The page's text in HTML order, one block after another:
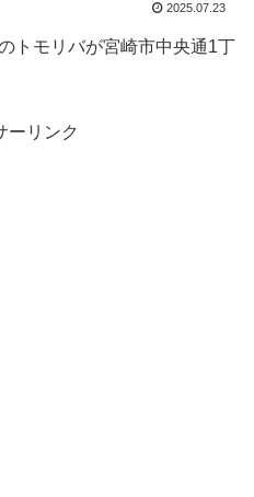
2025.07.23
トモリバが宮崎市中央通1丁
ーリンク